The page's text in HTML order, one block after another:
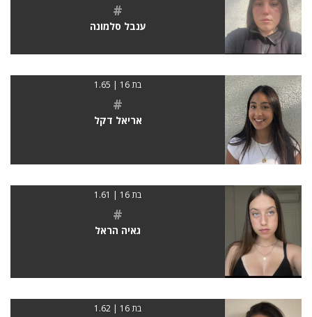
#
ענבל סלמונה
בת 16 | 1.65
#
אריאל דקל
בת 16 | 1.61
#
גאיה הראל
בת 16 | 1.62